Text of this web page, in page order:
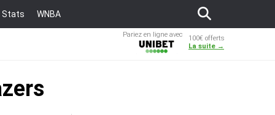
Stats WNBA
Pariez en ligne avec
100€ offerts
La suite →